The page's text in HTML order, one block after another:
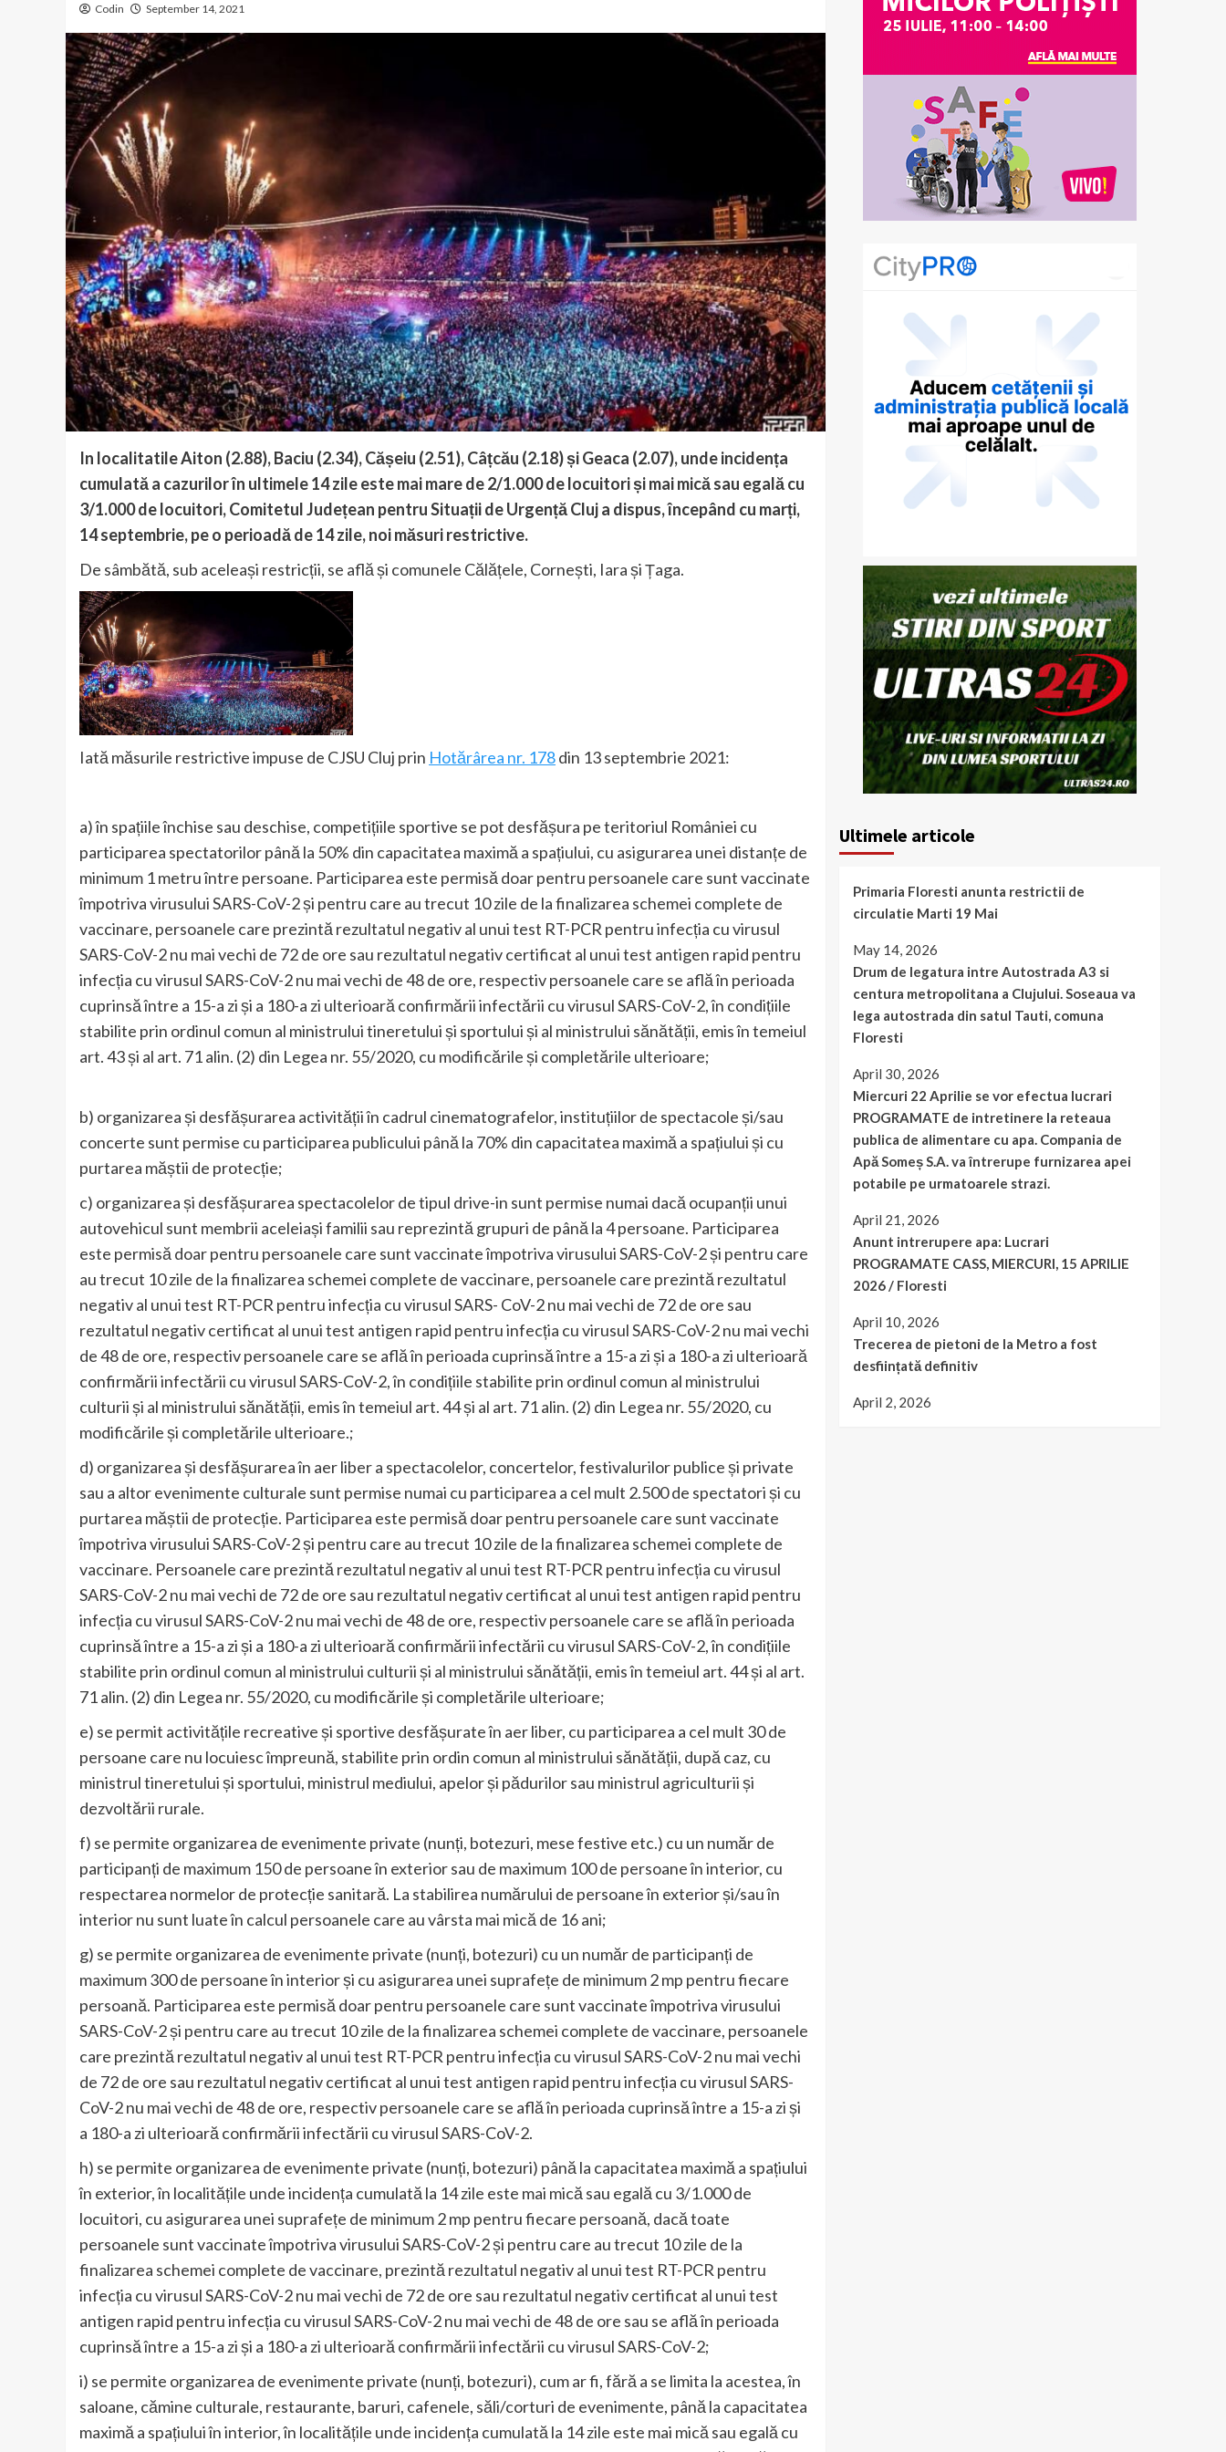
Codin September 14, 2021
In localitatile Aiton (2.88), Baciu (2.34), Cășeiu (2.51), Câțcău (2.18) și Geaca (2.07), unde incidența
cumulată a cazurilor în ultimele 14 zile este mai mare de 2/1.000 de locuitori și mai mică sau egală cu
3/1.000 de locuitori, Comitetul Județean pentru Situații de Urgență Cluj a dispus, începând cu marți,
14 septembrie, pe o perioadă de 14 zile, noi măsuri restrictive.
De sâmbătă, sub aceleași restricții, se află și comunele Călățele, Cornești, Iara și Țaga.
Iată măsurile restrictive impuse de CJSU Cluj prin Hotărârea nr. 178din 13 septembrie 2021:
a) în spațiile închise sau deschise, competițiile sportive se pot desfășura pe teritoriul României cu
participarea spectatorilor până la 50% din capacitatea maximă a spațiului, cu asigurarea unei distanțe de
minimum 1 metru între persoane. Participarea este permisă doar pentru persoanele care sunt vaccinate
împotriva virusului SARS-CoV-2 și pentru care au trecut 10 zile de la finalizarea schemei complete de
vaccinare, persoanele care prezintă rezultatul negativ al unui test RT-PCR pentru infecția cu virusul
SARS-CoV-2 nu mai vechi de 72 de ore sau rezultatul negativ certificat al unui test antigen rapid pentru
infecția cu virusul SARS-CoV-2 nu mai vechi de 48 de ore, respectiv persoanele care se află în perioada
cuprinsă între a 15-a zi și a 180-a zi ulterioară confirmării infectării cu virusul SARS-CoV-2, în condițiile
stabilite prin ordinul comun al ministrului tineretului și sportului și al ministrului sănătății, emis în temeiul
art. 43 și al art. 71 alin. (2) din Legea nr. 55/2020, cu modificările și completările ulterioare;
b) organizarea și desfășurarea activității în cadrul cinematografelor, instituțiilor de spectacole și/sau
concerte sunt permise cu participarea publicului până la 70% din capacitatea maximă a spațiului și cu
purtarea măștii de protecție;
c) organizarea și desfășurarea spectacolelor de tipul drive-in sunt permise numai dacă ocupanții unui
autovehicul sunt membrii aceleiași familii sau reprezintă grupuri de până la 4 persoane. Participarea
este permisă doar pentru persoanele care sunt vaccinate împotriva virusului SARS-CoV-2 și pentru care
au trecut 10 zile de la finalizarea schemei complete de vaccinare, persoanele care prezintă rezultatul
negativ al unui test RT-PCR pentru infecția cu virusul SARS- CoV-2 nu mai vechi de 72 de ore sau
rezultatul negativ certificat al unui test antigen rapid pentru infecția cu virusul SARS-CoV-2 nu mai vechi
de 48 de ore, respectiv persoanele care se află în perioada cuprinsă între a 15-a zi și a 180-a zi ulterioară
confirmării infectării cu virusul SARS-CoV-2, în condițiile stabilite prin ordinul comun al ministrului
culturii și al ministrului sănătății, emis în temeiul art. 44 și al art. 71 alin. (2) din Legea nr. 55/2020, cu
modificările și completările ulterioare.;
d) organizarea și desfășurarea în aer liber a spectacolelor, concertelor, festivalurilor publice și private
sau a altor evenimente culturale sunt permise numai cu participarea a cel mult 2.500 de spectatori și cu
purtarea măștii de protecție. Participarea este permisă doar pentru persoanele care sunt vaccinate
împotriva virusului SARS-CoV-2 și pentru care au trecut 10 zile de la finalizarea schemei complete de
vaccinare. Persoanele care prezintă rezultatul negativ al unui test RT-PCR pentru infecția cu virusul
SARS-CoV-2 nu mai vechi de 72 de ore sau rezultatul negativ certificat al unui test antigen rapid pentru
infecția cu virusul SARS-CoV-2 nu mai vechi de 48 de ore, respectiv persoanele care se află în perioada
cuprinsă între a 15-a zi și a 180-a zi ulterioară confirmării infectării cu virusul SARS-CoV-2, în condițiile
stabilite prin ordinul comun al ministrului culturii și al ministrului sănătății, emis în temeiul art. 44 și al art.
71 alin. (2) din Legea nr. 55/2020, cu modificările și completările ulterioare;
e) se permit activitățile recreative și sportive desfășurate în aer liber, cu participarea a cel mult 30 de
persoane care nu locuiesc împreună, stabilite prin ordin comun al ministrului sănătății, după caz, cu
ministrul tineretului și sportului, ministrul mediului, apelor și pădurilor sau ministrul agriculturii și
dezvoltării rurale.
f) se permite organizarea de evenimente private (nunți, botezuri, mese festive etc.) cu un număr de
participanți de maximum 150 de persoane în exterior sau de maximum 100 de persoane în interior, cu
respectarea normelor de protecție sanitară. La stabilirea numărului de persoane în exterior și/sau în
interior nu sunt luate în calcul persoanele care au vârsta mai mică de 16 ani;
g) se permite organizarea de evenimente private (nunți, botezuri) cu un număr de participanți de
maximum 300 de persoane în interior și cu asigurarea unei suprafețe de minimum 2 mp pentru fiecare
persoană. Participarea este permisă doar pentru persoanele care sunt vaccinate împotriva virusului
SARS-CoV-2 și pentru care au trecut 10 zile de la finalizarea schemei complete de vaccinare, persoanele
care prezintă rezultatul negativ al unui test RT-PCR pentru infecția cu virusul SARS-CoV-2 nu mai vechi
de 72 de ore sau rezultatul negativ certificat al unui test antigen rapid pentru infecția cu virusul SARS-
CoV-2 nu mai vechi de 48 de ore, respectiv persoanele care se află în perioada cuprinsă între a 15-a zi și
a 180-a zi ulterioară confirmării infectării cu virusul SARS-CoV-2.
h) se permite organizarea de evenimente private (nunți, botezuri) până la capacitatea maximă a spațiului
în exterior, în localitățile unde incidența cumulată la 14 zile este mai mică sau egală cu 3/1.000 de
locuitori, cu asigurarea unei suprafețe de minimum 2 mp pentru fiecare persoană, dacă toate
persoanele sunt vaccinate împotriva virusului SARS-CoV-2 și pentru care au trecut 10 zile de la
finalizarea schemei complete de vaccinare, prezintă rezultatul negativ al unui test RT-PCR pentru
infecția cu virusul SARS-CoV-2 nu mai vechi de 72 de ore sau rezultatul negativ certificat al unui test
antigen rapid pentru infecția cu virusul SARS-CoV-2 nu mai vechi de 48 de ore sau se află în perioada
cuprinsă între a 15-a zi și a 180-a zi ulterioară confirmării infectării cu virusul SARS-CoV-2;
i) se permite organizarea de evenimente private (nunți, botezuri), cum ar fi, fără a se limita la acestea, în
saloane, cămine culturale, restaurante, baruri, cafenele, săli/corturi de evenimente, până la capacitatea
maximă a spațiului în interior, în localitățile unde incidența cumulată la 14 zile este mai mică sau egală cu
Ultimele articole
Primaria Floresti anunta restrictii de
circulatie Marti 19 Mai
May 14, 2026
Drum de legatura intre Autostrada A3 si
centura metropolitana a Clujului. Soseaua va
lega autostrada din satul Tauti, comuna
Floresti
April 30, 2026
Miercuri 22 Aprilie se vor efectua lucrari
PROGRAMATE de intretinere la reteaua
publica de alimentare cu apa. Compania de
Apă Someș S.A. va întrerupe furnizarea apei
potabile pe urmatoarele strazi.
April 21, 2026
Anunt intrerupere apa: Lucrari
PROGRAMATE CASS, MIERCURI, 15 APRILIE
2026 / Floresti
April 10, 2026
Trecerea de pietoni de la Metro a fost
desființată definitiv
April 2, 2026